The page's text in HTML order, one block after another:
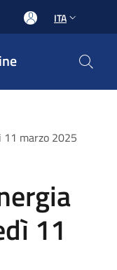
ITA
marzo 2025
11